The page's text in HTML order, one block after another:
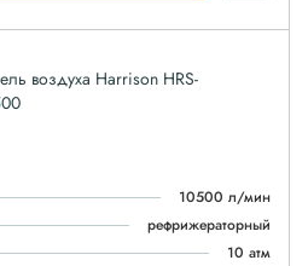
воздуха Harrison HRS-
10500 л/мин
рефрижераторный
10 атм